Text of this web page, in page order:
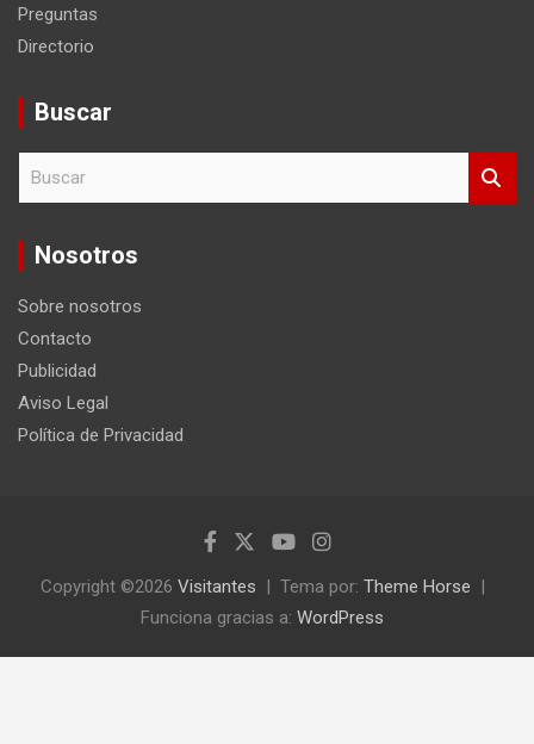
Preguntas
Directorio
Buscar
c
Nosotros
Sobre nosotros
Contacto
Publicidad
Aviso Legal
Política de Privacidad
Copyright ©2026 Visitantes Tema por: Theme Horse
Funciona gracias a: WordPress